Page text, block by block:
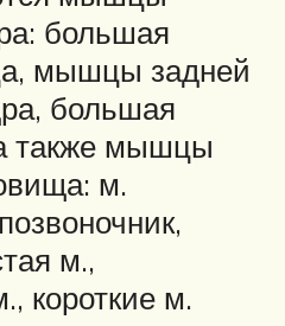
большая
мышцы задней
большая
также мышцы
м.
м.,
короткие м.